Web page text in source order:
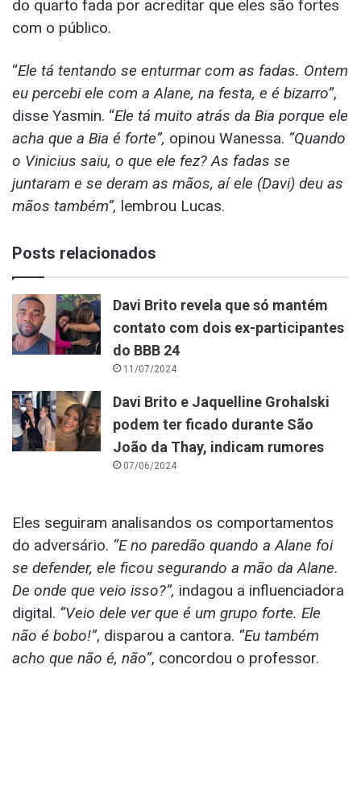
do quarto fada por acreditar que eles são fortes
com o público.
“Ele tá tentando se enturmar com as fadas. Ontem
eu percebi ele com a Alane, na festa, e é bizarro”,
disse Yasmin. “Ele tá muito atrás da Bia porque ele
acha que a Bia é forte”, opinou Wanessa. “Quando
o Vinicius saiu, o que ele fez? As fadas se
juntaram e se deram as mãos, aí ele (Davi) deu as
mãos também”, lembrou Lucas.
Posts relacionados
Davi Brito revela que só mantém
contato com dois ex-participantes
do BBB 24
11/07/2024
Davi Brito e Jaquelline Grohalski
podem ter ficado durante São
João da Thay, indicam rumores
07/06/2024
Eles seguiram analisandos os comportamentos
do adversário. “E no paredão quando a Alane foi
se defender, ele ficou segurando a mão da Alane.
De onde que veio isso?”, indagou a influenciadora
digital. “Veio dele ver que é um grupo forte. Ele
não é bobo!”, disparou a cantora. “Eu também
acho que não é, não”, concordou o professor.